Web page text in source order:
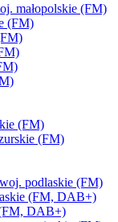
małopolskie (FM)
(FM)
(FM)
(FM)
woj. podlaskie (FM)
(FM, DAB+)
DAB+)